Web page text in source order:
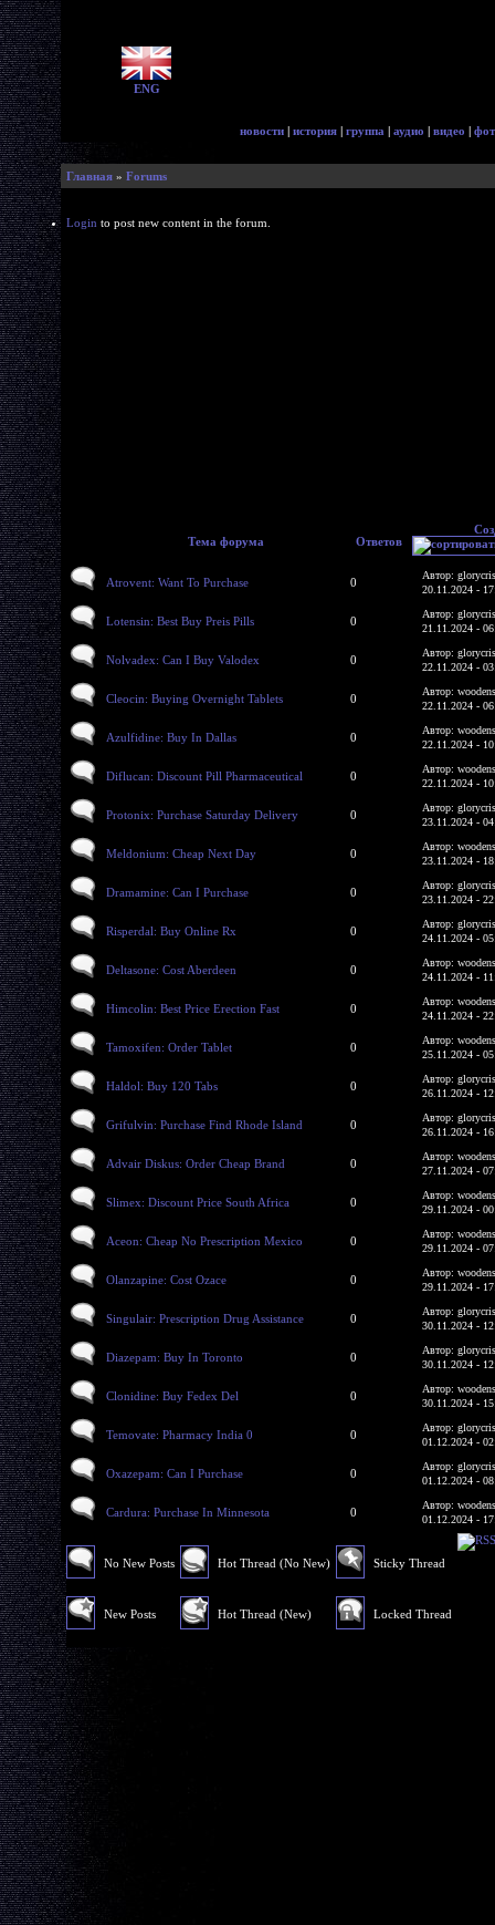
ENG
новости | история | группа | аудио | видео |
Главная » Forums
Login to post new content in the forum.
Тема форума Ответов
Atrovent: Want To Purchase 0
Автор:
20.11.2024 -
Lotensin: Best Buy Preis Pills 0
Автор:
21.11.2024 -
Nolvadex: Can I Buy Valodex 0
Автор:
22.11.2024 -
Cleocin: Buying Overnight Tablets 0
Автор:
22.11.2024 -
Azulfidine: Buy In Dallas 0
Автор:
22.11.2024 -
Diflucan: Discount Pill Pharmaceutical 0
Автор:
22.11.2024 -
Protonix: Purchase Saturday Delivery 0
Автор:
23.11.2024 -
Meldonium: Cheap Next Day 0
Автор:
23.11.2024 -
Dramamine: Can I Purchase 0
Автор:
23.11.2024 -
Risperdal: Buy Online Rx 0
Автор:
24.11.2024 -
Deltasone: Cost Aberdeen 0
Автор:
24.11.2024 -
Himcolin: Best Price Erection Fast 0
Автор:
24.11.2024 -
Tamoxifen: Order Tablet 0
Автор:
25.11.2024 -
Haldol: Buy 120 Tabs 0
Автор:
26.11.2024 -
Grifulvin: Purchase Find Rhode Island 0
Автор:
26.11.2024 -
Advair Diskus: Order Cheap Brand 0
Автор:
27.11.2024 -
Slimex: Discount Price South Africa 0
Автор:
29.11.2024 -
Aceon: Cheap No Prescription Mexico 0
Автор:
29.11.2024 -
Olanzapine: Cost Ozace 0
Автор:
29.11.2024 -
Singulair: Prescription Drug Assistance 0
Автор:
30.11.2024 -
Diazepam: Buy In Toronto 0
Автор:
30.11.2024 -
Clonidine: Buy Fedex Del 0
Автор:
30.11.2024 -
Temovate: Pharmacy India 0 0
Автор:
01.12.2024 -
Oxazepam: Can I Purchase 0
Автор:
01.12.2024 -
Cardura: Purchase In Minnesota 0
Автор:
01.12.2024 -
No New Posts
New Posts
Hot Thread (No New)
Hot Thread (New)
Sticky Thread
Locked Thread